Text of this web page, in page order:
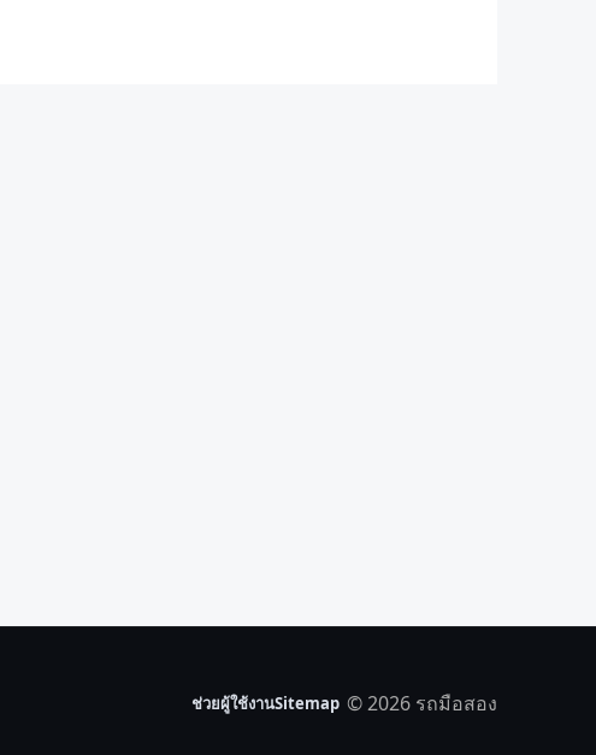
ช่วยผู้ใช้งานSitemap © 2026 รถมือสอง